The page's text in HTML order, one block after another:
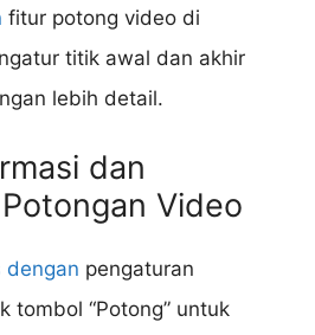
fitur potong video di
titik awal dan akhir
lebih detail.
dan
Video
dengan pengaturan
tombol “Potong” untuk